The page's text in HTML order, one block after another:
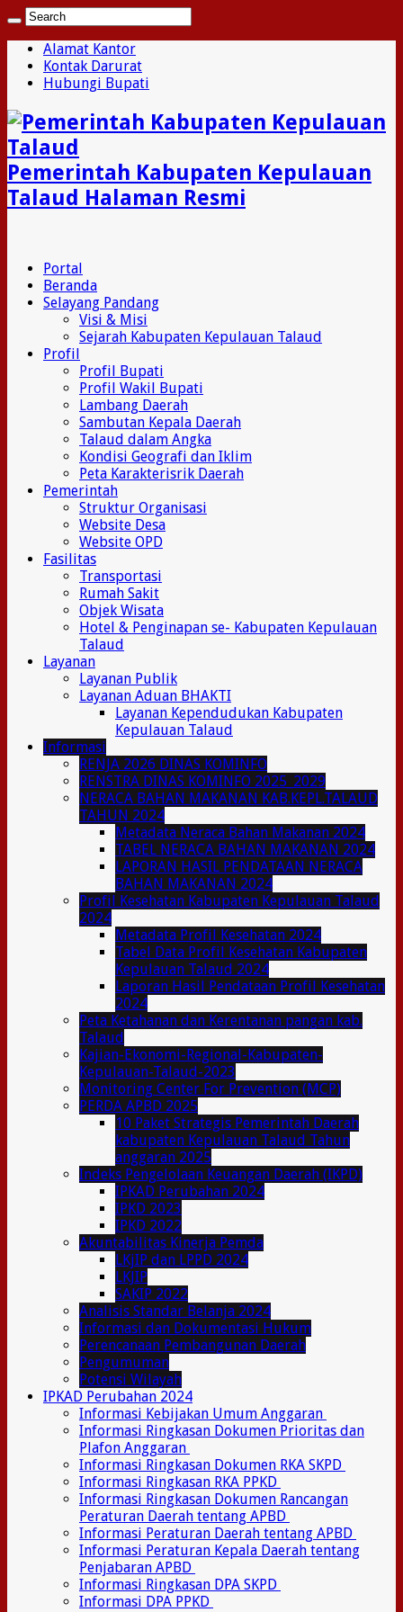
Alamat Kantor
Kontak Darurat
Hubungi Bupati
Pemerintah Kabupaten Kepulauan
Talaud Halaman Resmi
Portal
Beranda
Selayang Pandang
Visi & Misi
Sejarah Kabupaten Kepulauan Talaud
Profil
Profil Bupati
Profil Wakil Bupati
Lambang Daerah
Sambutan Kepala Daerah
Talaud dalam Angka
Kondisi Geografi dan Iklim
Peta Karakterisrik Daerah
Pemerintah
Struktur Organisasi
Website Desa
Website OPD
Fasilitas
Transportasi
Rumah Sakit
Objek Wisata
Hotel & Penginapan se- Kabupaten Kepulauan
Talaud
Layanan
Layanan Publik
Layanan Aduan BHAKTI
Layanan Kependudukan Kabupaten
Kepulauan Talaud
Informasi
RENJA 2026 DINAS KOMINFO
RENSTRA DINAS KOMINFO 2025_2029
NERACA BAHAN MAKANAN KAB.KEPL.TALAUD
TAHUN 2024
Metadata Neraca Bahan Makanan 2024
TABEL NERACA BAHAN MAKANAN 2024
LAPORAN HASIL PENDATAAN NERACA
BAHAN MAKANAN 2024
Profil Kesehatan Kabupaten Kepulauan Talaud
2024
Metadata Profil Kesehatan 2024
Tabel Data Profil Kesehatan Kabupaten
Kepulauan Talaud 2024
Laporan Hasil Pendataan Profil Kesehatan
2024
Peta Ketahanan dan Kerentanan pangan kab.
Talaud
Kajian-Ekonomi-Regional-Kabupaten-
Kepulauan-Talaud-2023
Monitoring Center For Prevention (MCP)
PERDA APBD 2025
10 Paket Strategis Pemerintah Daerah
kabupaten Kepulauan Talaud Tahun
anggaran 2025
Indeks Pengelolaan Keuangan Daerah (IKPD)
IPKAD Perubahan 2024
IPKD 2023
IPKD 2022
Akuntabilitas Kinerja Pemda
LKjIP dan LPPD 2024
LKJIP
SAKIP 2022
Analisis Standar Belanja 2024
Informasi dan Dokumentasi Hukum
Perencanaan Pembangunan Daerah
Pengumuman
Potensi Wilayah
IPKAD Perubahan 2024
Informasi Kebijakan Umum Anggaran
Informasi Ringkasan Dokumen Prioritas dan
Plafon Anggaran
Informasi Ringkasan Dokumen RKA SKPD
Informasi Ringkasan RKA PPKD
Informasi Ringkasan Dokumen Rancangan
Peraturan Daerah tentang APBD
Informasi Peraturan Daerah tentang APBD
Informasi Peraturan Kepala Daerah tentang
Penjabaran APBD
Informasi Ringkasan DPA SKPD
Informasi DPA PPKD